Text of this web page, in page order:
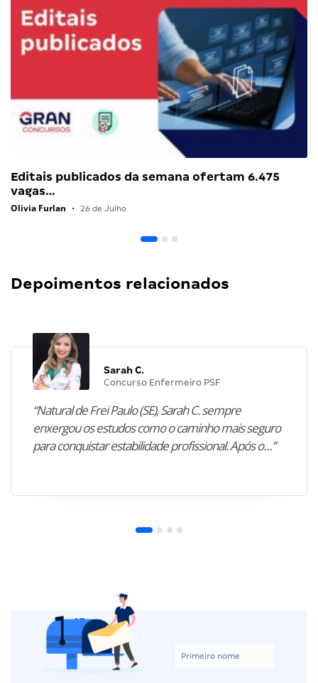
Editais publicados da semana ofertam 6.475
vagas…
Olivia Furlan • 26 de Julho
Depoimentos relacionados
Sarah C.
Concurso Enfermeiro PSF
“Natural de Frei Paulo (SE), Sarah C. sempre
enxergou os estudos como o caminho mais seguro
para conquistar estabilidade profissional. Após o…”